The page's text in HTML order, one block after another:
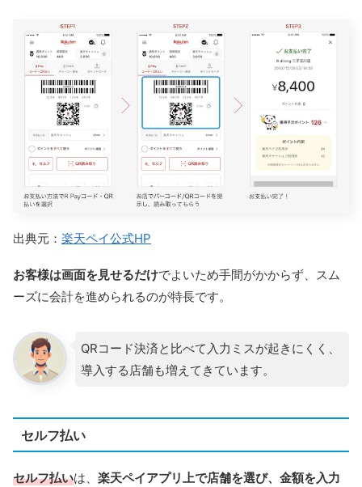
出典元： 楽天ペイ公式HP
お客様は画面を見せるだけでよいため手間がかからず、スム
ーズに会計を進められるのが特長です。
QRコード決済と比べて入力ミスが起きにくく、
導入する店舗も増えてきています。
セルフ払い
セルフ払いは、 楽天ペイアプリ上で店舗を選び、金額を入力